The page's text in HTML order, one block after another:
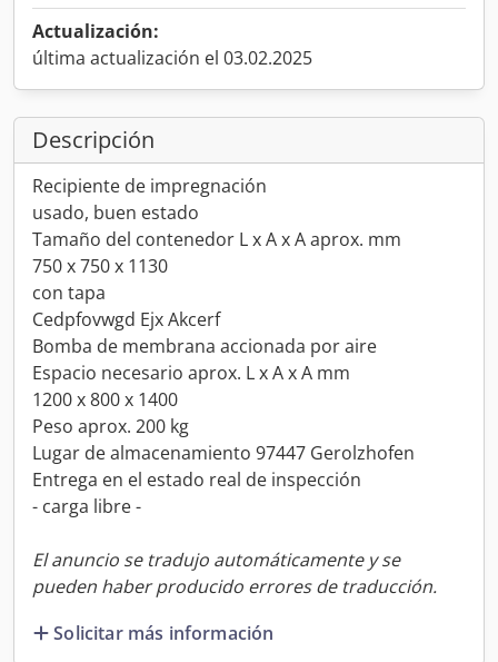
Actualización:
última actualización el 03.02.2025
Descripción
Recipiente de impregnación
usado, buen estado
Tamaño del contenedor L x A x A aprox. mm
750 x 750 x 1130
con tapa
Cedpfovwgd Ejx Akcerf
Bomba de membrana accionada por aire
Espacio necesario aprox. L x A x A mm
1200 x 800 x 1400
Peso aprox. 200 kg
Lugar de almacenamiento 97447 Gerolzhofen
Entrega en el estado real de inspección
- carga libre -
El anuncio se tradujo automáticamente y se
pueden haber producido errores de traducción.
Solicitar más información